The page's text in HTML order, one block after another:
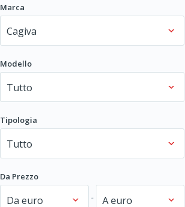
Marca
Modello
Tipologia
Da Prezzo
-